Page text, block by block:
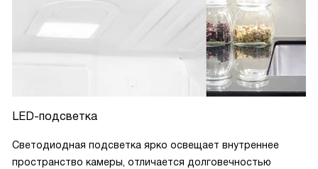
LED-подсветка
Светодиодная подсветка ярко освещает внутреннее
пространство камеры, отличается долговечностью